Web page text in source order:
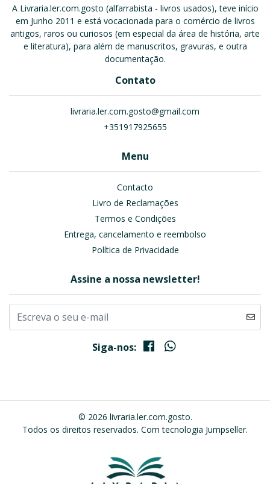
A Livraria.ler.com.gosto (alfarrabista - livros usados), teve início
em Junho 2011 e está vocacionada para o comércio de livros
antigos, raros ou curiosos (em especial da área de história, arte
e literatura), para além de manuscritos, gravuras, e outra
documentação.
Contato
livraria.ler.com.gosto@gmail.com
+351917925655
Menu
Contacto
Livro de Reclamações
Termos e Condições
Entrega, cancelamento e reembolso
Política de Privacidade
Assine a nossa newsletter!
Siga-nos:
© 2026 livraria.ler.com.gosto.
Todos os direitos reservados. Com tecnologia Jumpseller.